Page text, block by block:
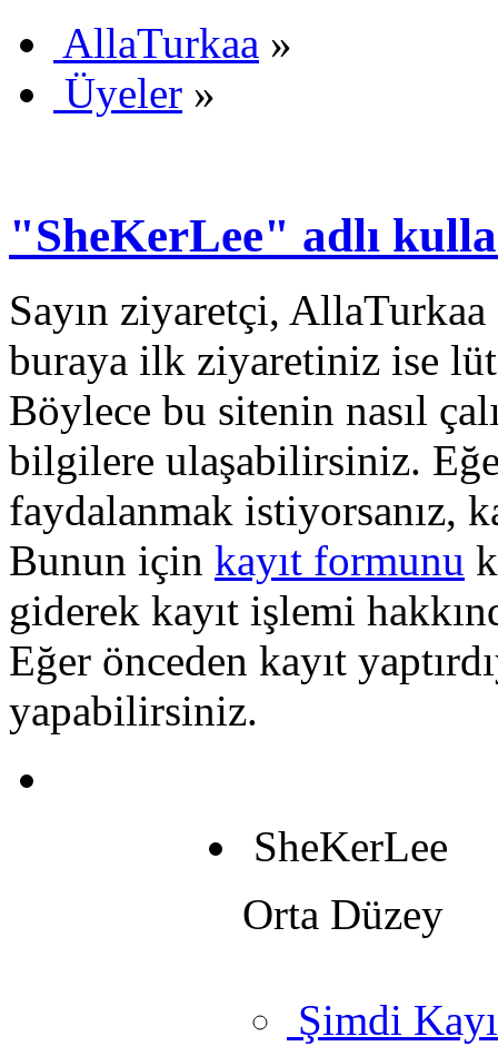
AllaTurkaa »
Üyeler »
"SheKerLee" adlı
Sayın ziyaretçi,
buraya ilk ziyaretiniz ise
Böylece bu sitenin nasıl
bilgilere ulaşabilirsiniz.
faydalanmak istiyorsanız,
Bunun için kayıt formunu
giderek kayıt işlemi
Eğer önceden kayıt
yapabilirsiniz.
SheKerLee
Orta Düzey
Şimdi